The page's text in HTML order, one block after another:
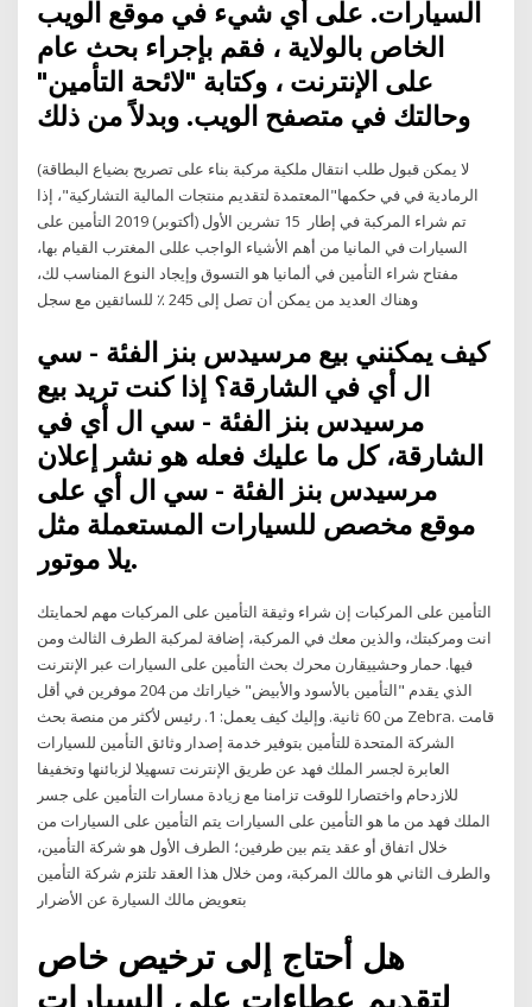
السيارات. على أي شيء في موقع الويب
الخاص بالولاية ، فقم بإجراء بحث عام
على الإنترنت ، وكتابة "لائحة التأمين"
وحالتك في متصفح الويب. وبدلاً من ذلك
(لا يمكن قبول طلب انتقال ملكية مركبة بناء على تصريح بضياع البطاقة
الرمادية في في حكمها"المعتمدة لتقديم منتجات المالية التشاركية"، إذا
تم شراء المركبة في إطار 15 تشرين الأول (أكتوبر) 2019 التأمين على
السيارات في المانيا من أهم الأشياء الواجب عللى المغترب القيام بها،
مفتاح شراء التأمين في ألمانيا هو التسوق وإيجاد النوع المناسب لك،
وهناك العديد من يمكن أن تصل إلى 245 ٪ للسائقين مع سجل
كيف يمكنني بيع مرسيدس بنز الفئة - سي
ال أي في الشارقة؟ إذا كنت تريد بيع
مرسيدس بنز الفئة - سي ال أي في
الشارقة، كل ما عليك فعله هو نشر إعلان
مرسيدس بنز الفئة - سي ال أي على
موقع مخصص للسيارات المستعملة مثل
يلا موتور.
التأمين على المركبات إن شراء وثيقة التأمين على المركبات مهم لحمايتك
انت ومركبتك، والذين معك في المركبة، إضافة لمركبة الطرف الثالث ومن
فيها. حمار وحشييقارن محرك بحث التأمين على السيارات عبر الإنترنت
الذي يقدم "التأمين بالأسود والأبيض" خياراتك من 204 موفرين في أقل
من 60 ثانية. وإليك كيف يعمل: 1. رئيس لأكثر من منصة بحث Zebra. قامت
الشركة المتحدة للتأمين بتوفير خدمة إصدار وثائق التأمين للسيارات
العابرة لجسر الملك فهد عن طريق الإنترنت تسهيلا لزبائنها وتخفيفا
للازدحام واختصارا للوقت تزامنا مع زيادة مسارات التأمين على جسر
الملك فهد من ما هو التأمين على السيارات يتم التأمين على السيارات من
خلال اتفاق أو عقد يتم بين طرفين؛ الطرف الأول هو شركة التأمين،
والطرف الثاني هو مالك المركبة، ومن خلال هذا العقد تلتزم شركة التأمين
بتعويض مالك السيارة عن الأضرار
هل أحتاج إلى ترخيص خاص
لتقديم عطاءات على السيارات